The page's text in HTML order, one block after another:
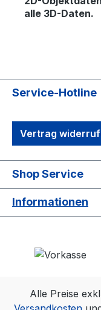
alle 3D-Daten.
Service-Hotline
Vertrag
Shop Service
Informationen
Alle Preise